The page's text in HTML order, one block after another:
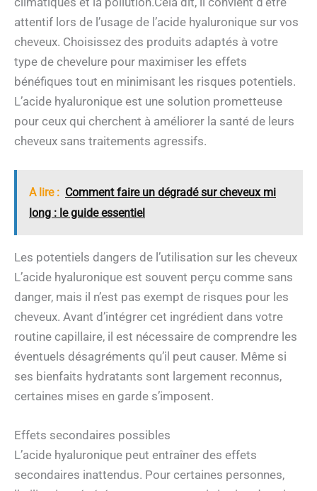
attentif lors de l’usage de l’acide hyaluronique sur vos
cheveux. Choisissez des produits adaptés à votre
type de chevelure pour maximiser les effets
bénéfiques tout en minimisant les risques potentiels.
L’acide hyaluronique est une solution prometteuse
pour ceux qui cherchent à améliorer la santé de leurs
cheveux sans traitements agressifs.
A lire : Comment faire un dégradé sur cheveux mi
long : le guide essentiel
Les potentiels dangers de l’utilisation sur les cheveux
L’acide hyaluronique est souvent perçu comme sans
danger, mais il n’est pas exempt de risques pour les
cheveux. Avant d’intégrer cet ingrédient dans votre
routine capillaire, il est nécessaire de comprendre les
éventuels désagréments qu’il peut causer. Même si
ses bienfaits hydratants sont largement reconnus,
certaines mises en garde s’imposent.
Effets secondaires possibles
L’acide hyaluronique peut entraîner des effets
secondaires inattendus. Pour certaines personnes,